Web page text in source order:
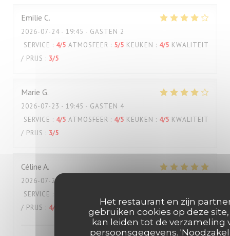
Het restaurant en zijn
gebruiken cookies op deze
kan leiden tot de verzameling
persoonsgegevens.
Emilie C
2026-07-24 - 19:45 - GASTEN 2
SERVICE : 4/5 ATMOSFEER : 5/5 KEUKEN : 4/5 KWALITEIT
/ PRIJS : 3/5
Marie G
2026-07-23 - 19:45 - GASTEN 4
SERVICE : 4/5 ATMOSFEER : 4/5 KEUKEN : 4/5 KWALITEIT
/ PRIJS : 3/5
Céline A
2026-07-22
SERVICE :
/ PRIJS : 4/5